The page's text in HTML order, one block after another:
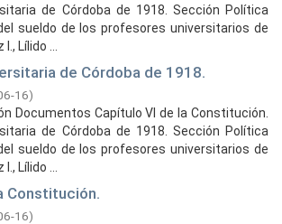
de Córdoba de 1918. Sección Política
sueldo de los profesores universitarios de
Lílido ...
de Córdoba de 1918.
16)
Documentos Capítulo VI de la Constitución.
de Córdoba de 1918. Sección Política
sueldo de los profesores universitarios de
Lílido ...
Constitución.
16)